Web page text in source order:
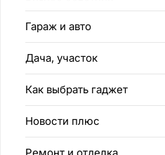
Гараж и авто
Дача, участок
Как выбрать гаджет
Новости плюс
Ремонт и отделка